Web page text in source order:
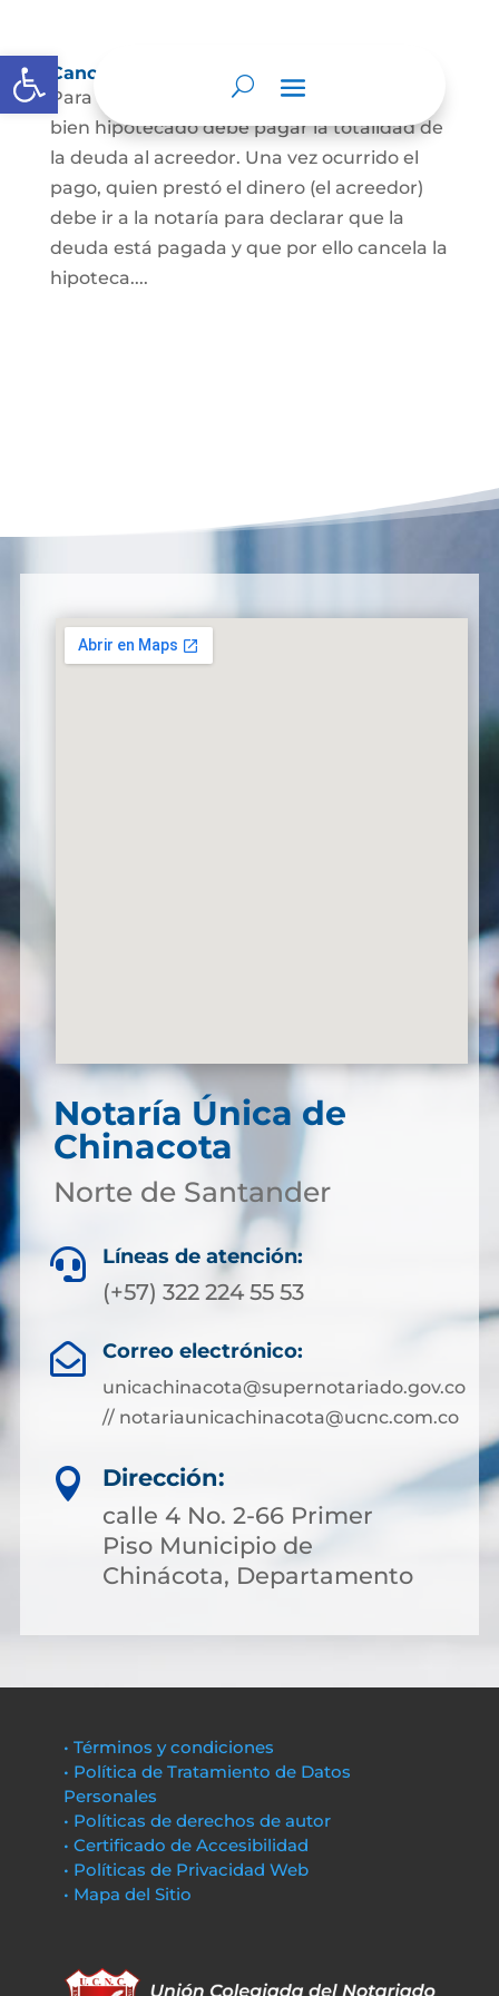
Abrir barra de herramientas
Cancelación de Hipoteca
Para cancelar una hipoteca, el dueño del
bien hipotecado debe pagar la totalidad de
la deuda al acreedor. Una vez ocurrido el
pago, quien prestó el dinero (el acreedor)
debe ir a la notaría para declarar que la
deuda está pagada y que por ello cancela la
hipoteca....
Notaría Única de
Chinacota
Norte de Santander
 Líneas de atención:
(+57) 322 224 55 53
 Correo electrónico:
unicachinacota@supernotariado.gov.co
// notariaunicachinacota@ucnc.com.co

Dirección:
calle 4 No. 2-66 Primer
Piso Municipio de
Chinácota, Departamento
• Términos y condiciones
• Política de Tratamiento de Datos
Personales
• Políticas de derechos de autor
• Certificado de Accesibilidad
• Políticas de Privacidad Web
• Mapa del Sitio